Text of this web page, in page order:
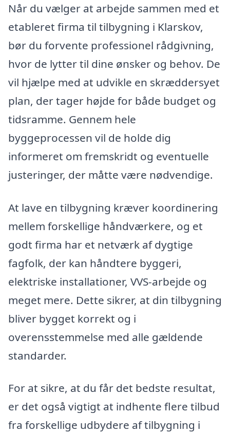
Når du vælger at arbejde sammen med et
etableret firma til tilbygning i Klarskov,
bør du forvente professionel rådgivning,
hvor de lytter til dine ønsker og behov. De
vil hjælpe med at udvikle en skræddersyet
plan, der tager højde for både budget og
tidsramme. Gennem hele
byggeprocessen vil de holde dig
informeret om fremskridt og eventuelle
justeringer, der måtte være nødvendige.
At lave en tilbygning kræver koordinering
mellem forskellige håndværkere, og et
godt firma har et netværk af dygtige
fagfolk, der kan håndtere byggeri,
elektriske installationer, VVS-arbejde og
meget mere. Dette sikrer, at din tilbygning
bliver bygget korrekt og i
overensstemmelse med alle gældende
standarder.
For at sikre, at du får det bedste resultat,
er det også vigtigt at indhente flere tilbud
fra forskellige udbydere af tilbygning i